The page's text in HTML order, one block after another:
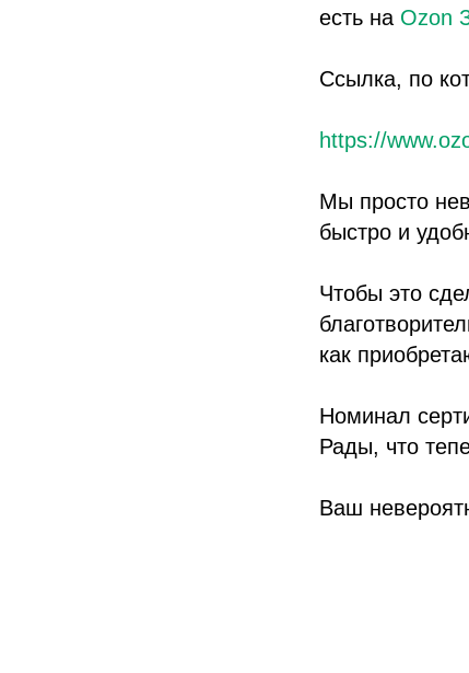
есть на Ozon
Ссылка, по
https://
Мы просто
быстро и
Чтобы это
как
Номинал
Рады, что
Ваш